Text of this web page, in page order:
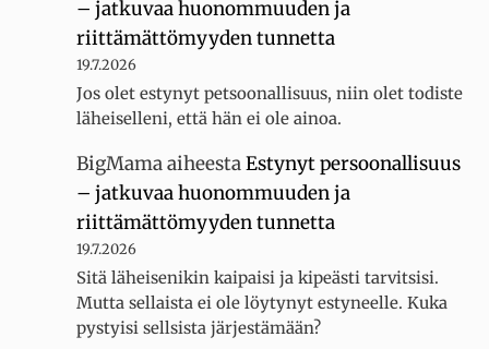
– jatkuvaa huonommuuden ja
riittämättömyyden tunnetta
19.7.2026
Jos olet estynyt petsoonallisuus, niin olet todiste
läheiselleni, että hän ei ole ainoa.
BigMamaaiheestaEstynyt persoonallisuus
– jatkuvaa huonommuuden ja
riittämättömyyden tunnetta
19.7.2026
Sitä läheisenikin kaipaisi ja kipeästi tarvitsisi.
Mutta sellaista ei ole löytynyt estyneelle. Kuka
pystyisi sellsista järjestämään?